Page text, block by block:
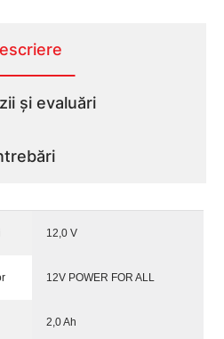
și evaluări
12,0 V
12V POWER FOR ALL
2,0 Ah